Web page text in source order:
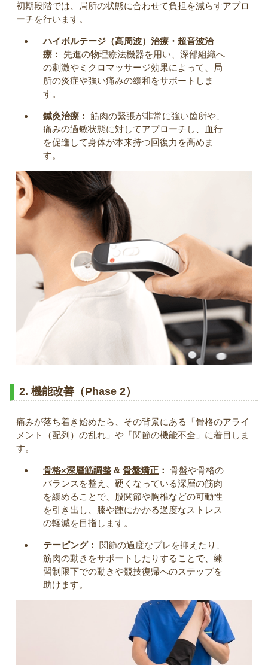
初期段階では、局所の状態に合わせて負担を減らすアプロ
ーチを行います。
ハイボルテージ（高周波）治療・超音波治
療：
先進の物理療法機器を用い、深部組織へ
の刺激やミクロマッサージ効果によって、局
所の炎症や強い痛みの緩和をサポートしま
す。
鍼灸治療： 筋肉の緊張が非常に強い箇所や、
痛みの過敏状態に対してアプローチし、血行
を促進して身体が本来持つ回復力を高めま
す。
2. 機能改善（Phase 2）
痛みが落ち着き始めたら、その背景にある「骨格のアライ
メント（配列）の乱れ」や「関節の機能不全」に着目しま
す。
骨格×深層筋調整 & 骨盤矯正 ： 骨盤や骨格の
バランスを整え、硬くなっている深層の筋肉
を緩めることで、股関節や胸椎などの可動性
を引き出し、膝や踵にかかる過度なストレス
の軽減を目指します。
テーピング：
関節の過度なブレを抑えたり、
筋肉の動きをサポートしたりすることで、練
習制限下での動きや競技復帰へのステップを
助けます。